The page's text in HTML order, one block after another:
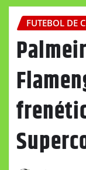
FUTEBOL DE